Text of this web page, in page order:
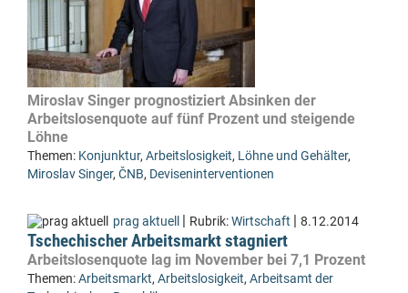
Miroslav Singer prognostiziert Absinken der
Arbeitslosenquote auf fünf Prozent und steigende
Löhne
Themen: Konjunktur, Arbeitslosigkeit, Löhne und Gehälter,
Miroslav Singer, ČNB, Deviseninterventionen
prag aktuell | Rubrik:Wirtschaft | 8.12.2014
Tschechischer Arbeitsmarkt stagniert
Arbeitslosenquote lag im November bei 7,1 Prozent
Themen:Arbeitsmarkt, Arbeitslosigkeit, Arbeitsamt der